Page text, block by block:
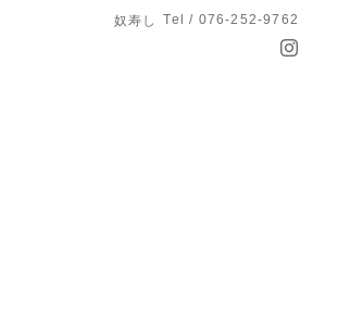
奴寿し Tel / 076-252-9762